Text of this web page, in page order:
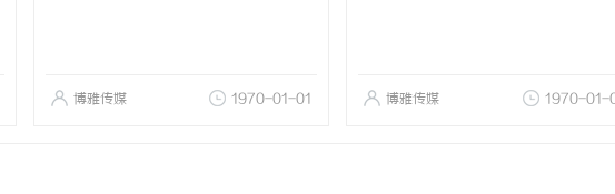
博雅传媒 1970-01-01 博雅传媒 1970-01-